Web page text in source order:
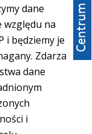
dane
względu na
i będziemy je
Zdarza
dane
i